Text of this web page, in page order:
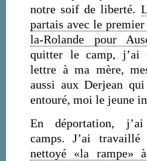
notre soif de liberté.
partais avec le
la-Rolande pour
quitter le camp, j’ai
lettre à ma mère,
aussi aux Derjean
entouré, moi le jeune
En déportation,
camps. J’ai
nettoyé «la rampe»